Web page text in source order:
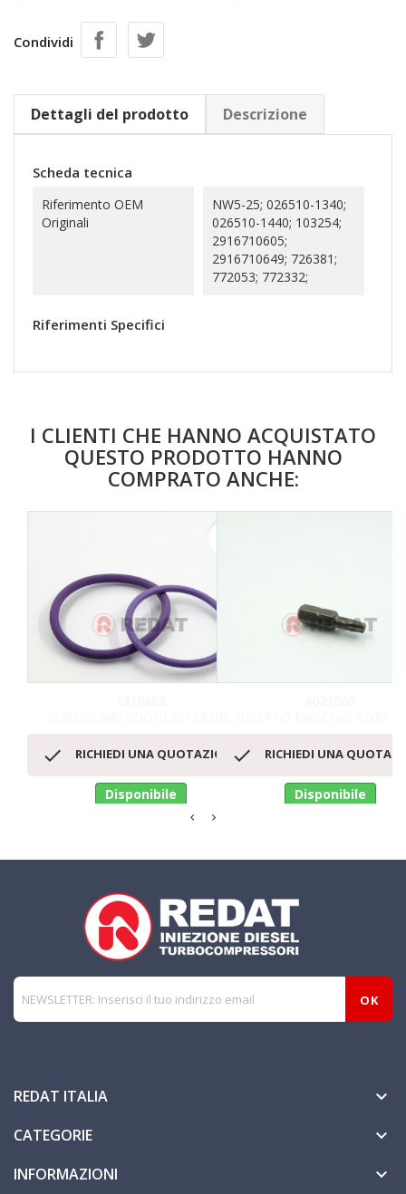
Condividi
Dettagli del prodotto Descrizione
Scheda tecnica
Riferimento OEM
Originali
NW5-25; 026510-1340;
026510-1440; 103254;
2916710605;
2916710649; 726381;
772053; 772332;
Riferimenti Specifici
I CLIENTI CHE HANNO ACQUISTATO
QUESTO PRODOTTO HANNO
COMPRATO ANCHE:
 RICHIEDI UNA QUOTAZIONE
Disponibile
 RICHIEDI UNA
Disponibile
REDAT ITALIA 
CATEGORIE 
INFORMAZIONI 